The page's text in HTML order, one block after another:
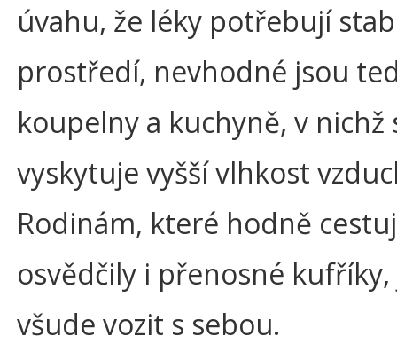
úvahu, že léky potřebují
prostředí, nevhodné jsou
koupelny a kuchyně, v nichž
vyskytuje vyšší vlhkost
Rodinám, které hodně
osvědčily i přenosné kufříky,
všude vozit s sebou.